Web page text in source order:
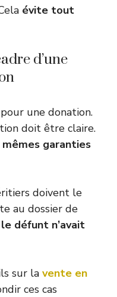
évite tout
d’une
une donation.
doit être claire.
garanties
doivent le
au dossier de
défunt n’avait
sur la vente en
ces cas